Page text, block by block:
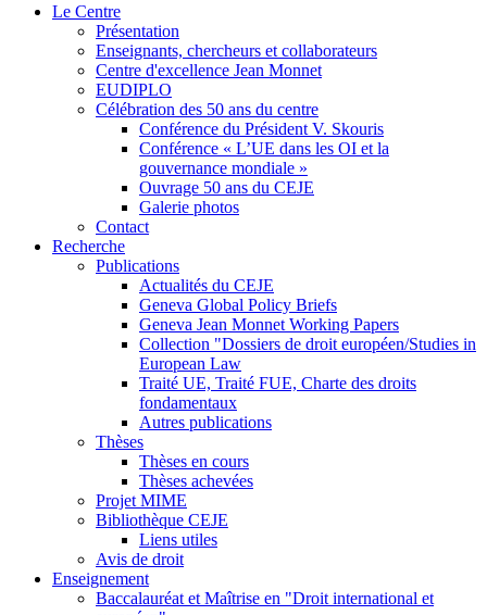
Le Centre
Présentation
Enseignants, chercheurs et collaborateurs
Centre d'excellence Jean Monnet
EUDIPLO
Célébration des 50 ans du centre
Conférence du Président V. Skouris
Conférence « L’UE dans les OI et la
gouvernance mondiale »
Ouvrage 50 ans du CEJE
Galerie photos
Contact
Recherche
Publications
Actualités du CEJE
Geneva Global Policy Briefs
Geneva Jean Monnet Working Papers
Collection "Dossiers de droit européen/Studies in
European Law
Traité UE, Traité FUE, Charte des droits
fondamentaux
Autres publications
Thèses
Thèses en cours
Thèses achevées
Projet MIME
Bibliothèque CEJE
Liens utiles
Avis de droit
Enseignement
Baccalauréat et Maîtrise en "Droit international et